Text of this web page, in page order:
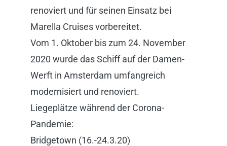
renoviert und für seinen Einsatz bei
Marella Cruises vorbereitet.
Vom 1. Oktober bis zum 24. November
2020 wurde das Schiff auf der Damen-
Werft in Amsterdam umfangreich
modernisiert und renoviert.
Liegeplätze während der Corona-
Pandemie:
Bridgetown (16.-24.3.20)